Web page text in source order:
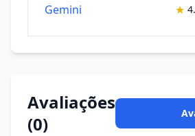
Gemini ★
Avaliações
(0)